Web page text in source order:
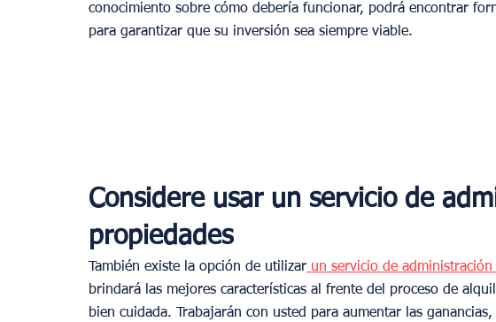
conocimiento sobre cómo debería funcionar, podrá encontrar
para garantizar que su inversión sea siempre viable.
Considere usar un servicio de
propiedades
También existe la opción de utilizar un servicio de
brindará las mejores características al frente del proceso de
bien cuidada. Trabajarán con usted para aumentar las